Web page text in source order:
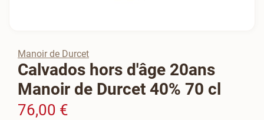
Manoir de Durcet
Calvados hors d'âge 20ans
Manoir de Durcet 40% 70 cl
76,00 €